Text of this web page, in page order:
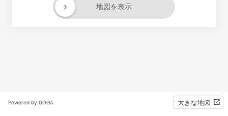
地図を表示
›
Powered by GOGA 大きな地図